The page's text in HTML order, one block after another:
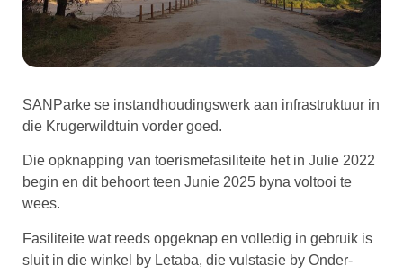
SANParke se instandhoudingswerk aan infrastruktuur in
die Krugerwildtuin vorder goed.
Die opknapping van toerismefasiliteite het in Julie 2022
begin en dit behoort teen Junie 2025 byna voltooi te
wees.
Fasiliteite wat reeds opgeknap en volledig in gebruik is
sluit in die winkel by Letaba, die vulstasie by Onder-